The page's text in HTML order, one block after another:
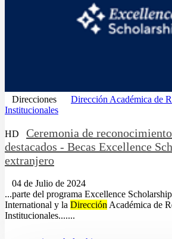
Direcciones
Dirección Académica de
Institucionales
HD
Ceremonia de
destacados - Becas Excellence
extranjero
04 de Julio de 2024
...parte del programa Excellence
International y la Dirección Académica de
Institucionales.......